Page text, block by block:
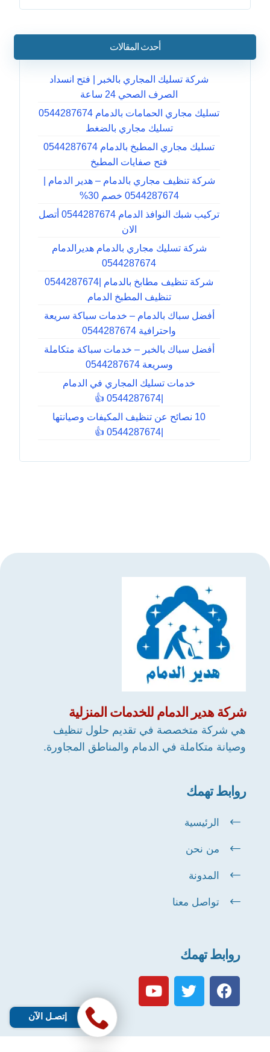
أحدث المقالات
شركة تسليك المجاري بالخبر | فتح انسداد
الصرف الصحي 24 ساعة
تسليك مجاري الحمامات بالدمام 0544287674
تسليك مجاري بالضغط
تسليك مجاري المطبخ بالدمام 0544287674
فتح صفايات المطبخ
شركة تنظيف مجاري بالدمام – هدير الدمام |
0544287674 خصم 30%
تركيب شبك النوافذ الدمام 0544287674 أتصل
الان
شركة تسليك مجاري بالدمام هديرالدمام
0544287674
شركة تنظيف مطابخ بالدمام |0544287674
تنظيف المطبخ الدمام
أفضل سباك بالدمام – خدمات سباكة سريعة
واحترافية 0544287674
أفضل سباك بالخبر – خدمات سباكة متكاملة
وسريعة 0544287674
خدمات تسليك المجاري في الدمام
10 نصائح عن تنظيف المكيفات وصيانتها
شركةهدير الدمام للخدمات المنزلية
هي شركة متخصصة في تقديم حلول تنظيف
وصيانة متكاملة في الدمام والمناطق المجاورة.
روابط تهمك
الرئيسية
من نحن
المدونة
تواصل معنا
روابط تهمك
إتصـل الآن